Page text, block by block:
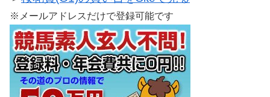
※メールアドレスだけで登録可能です